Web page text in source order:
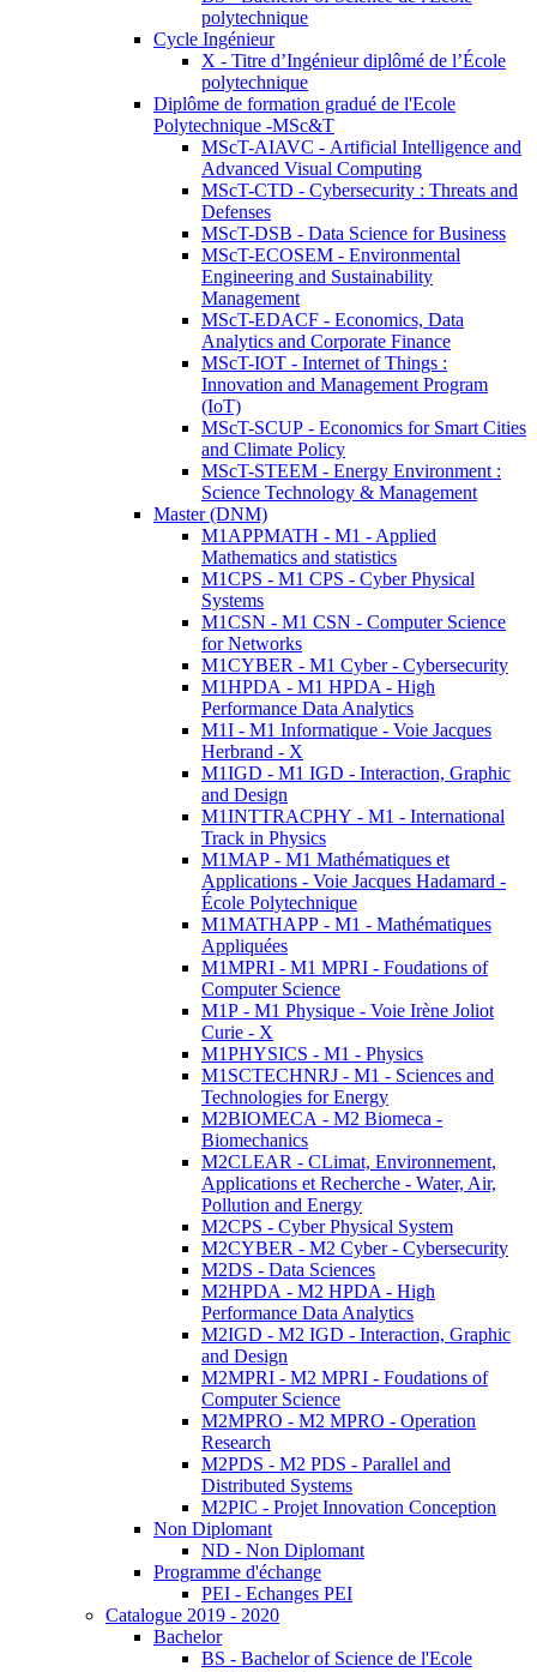
polytechnique
Cycle Ingénieur
X - Titre d’Ingénieur diplômé de l’École
polytechnique
Diplôme de formation gradué de l'Ecole
Polytechnique -MSc&T
MScT-AIAVC - Artificial Intelligence and
Advanced Visual Computing
MScT-CTD - Cybersecurity : Threats and
Defenses
MScT-DSB - Data Science for Business
MScT-ECOSEM - Environmental
Engineering and Sustainability
Management
MScT-EDACF - Economics, Data
Analytics and Corporate Finance
MScT-IOT - Internet of Things :
Innovation and Management Program
(IoT)
MScT-SCUP - Economics for Smart Cities
and Climate Policy
MScT-STEEM - Energy Environment :
Science Technology & Management
Master (DNM)
M1APPMATH - M1 - Applied
Mathematics and statistics
M1CPS - M1 CPS - Cyber Physical
Systems
M1CSN - M1 CSN - Computer Science
for Networks
M1CYBER - M1 Cyber - Cybersecurity
M1HPDA - M1 HPDA - High
Performance Data Analytics
M1I - M1 Informatique - Voie Jacques
Herbrand - X
M1IGD - M1 IGD - Interaction, Graphic
and Design
M1INTTRACPHY - M1 - International
Track in Physics
M1MAP - M1 Mathématiques et
Applications - Voie Jacques Hadamard -
École Polytechnique
M1MATHAPP - M1 - Mathématiques
Appliquées
M1MPRI - M1 MPRI - Foudations of
Computer Science
M1P - M1 Physique - Voie Irène Joliot
Curie - X
M1PHYSICS - M1 - Physics
M1SCTECHNRJ - M1 - Sciences and
Technologies for Energy
M2BIOMECA - M2 Biomeca -
Biomechanics
M2CLEAR - CLimat, Environnement,
Applications et Recherche - Water, Air,
Pollution and Energy
M2CPS - Cyber Physical System
M2CYBER - M2 Cyber - Cybersecurity
M2DS - Data Sciences
M2HPDA - M2 HPDA - High
Performance Data Analytics
M2IGD - M2 IGD - Interaction, Graphic
and Design
M2MPRI - M2 MPRI - Foudations of
Computer Science
M2MPRO - M2 MPRO - Operation
Research
M2PDS - M2 PDS - Parallel and
Distributed Systems
M2PIC - Projet Innovation Conception
Non Diplomant
ND - Non Diplomant
Programme d'échange
PEI - Echanges PEI
Catalogue 2019 - 2020
Bachelor
BS - Bachelor of Science de l'Ecole